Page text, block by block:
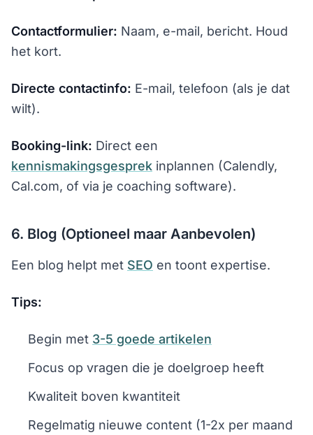
Contactformulier: Naam, e-mail, bericht. Houd
het kort.
Directe contactinfo: E-mail, telefoon (als je dat
wilt).
Booking-link: Direct een
kennismakingsgesprek inplannen (Calendly,
Cal.com, of via je coaching software).
6. Blog (Optioneel maar Aanbevolen)
Een blog helpt met SEO en toont expertise.
Tips:
Begin met 3-5 goede artikelen
Focus op vragen die je doelgroep heeft
Kwaliteit boven kwantiteit
Regelmatig nieuwe content (1-2x per maand